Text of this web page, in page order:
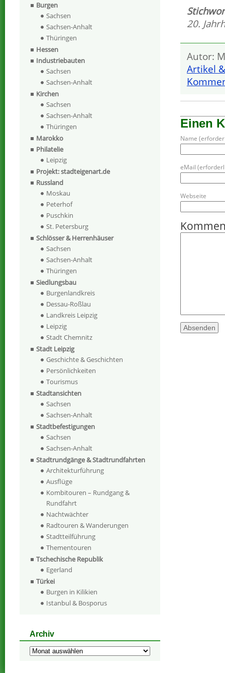
20.
Autor:
Artikel
Einen
Name
eMail
Webseite
Burgen
Sachsen
Sachsen-Anhalt
Thüringen
Hessen
Industriebauten
Sachsen
Sachsen-Anhalt
Kirchen
Sachsen
Sachsen-Anhalt
Thüringen
Marokko
Philatelie
Leipzig
Projekt: stadteigenart.de
Russland
Moskau
Peterhof
Puschkin
St. Petersburg
Schlösser & Herrenhäuser
Sachsen
Sachsen-Anhalt
Thüringen
Siedlungsbau
Burgenlandkreis
Dessau-Roßlau
Landkreis Leipzig
Leipzig
Stadt Chemnitz
Stadt Leipzig
Geschichte & Geschichten
Persönlichkeiten
Tourismus
Stadtansichten
Sachsen
Sachsen-Anhalt
Stadtbefestigungen
Sachsen
Sachsen-Anhalt
Stadtrundgänge & Stadtrundfahrten
Architekturführung
Ausflüge
Kombitouren – Rundgang &
Rundfahrt
Nachtwächter
Radtouren & Wanderungen
Stadtteilführung
Thementouren
Tschechische Republik
Egerland
Türkei
Burgen in Kilikien
Istanbul & Bosporus
Archiv
Archiv